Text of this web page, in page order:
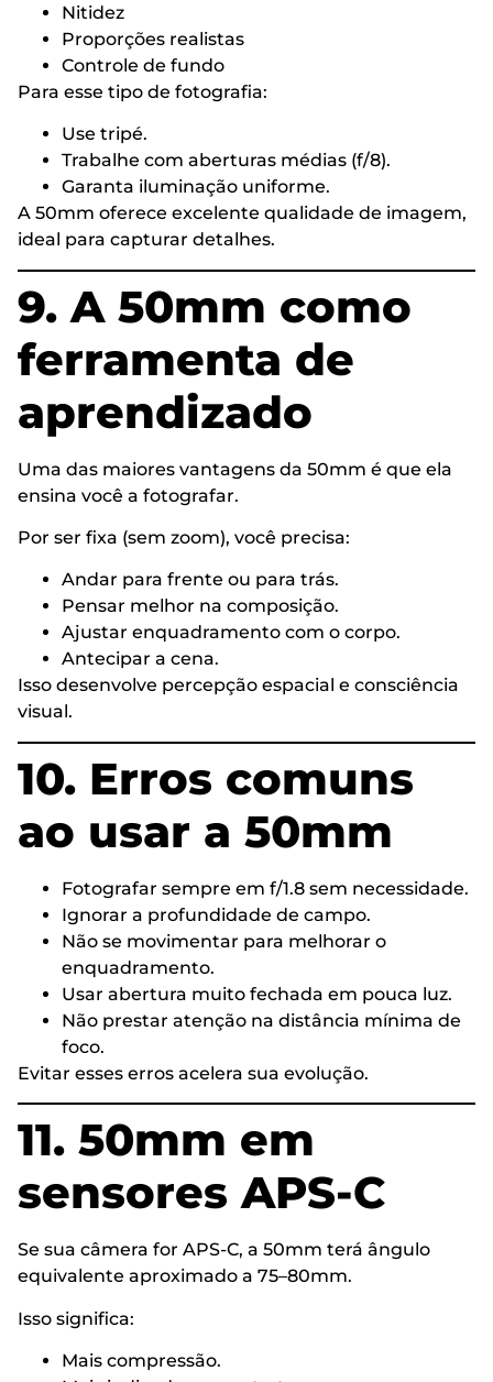
Nitidez
Proporções realistas
Controle de fundo
Para esse tipo de fotografia:
Use tripé.
Trabalhe com aberturas médias (f/8).
Garanta iluminação uniforme.
A 50mm oferece excelente qualidade de imagem,
ideal para capturar detalhes.
9. A 50mm como
ferramenta de
aprendizado
Uma das maiores vantagens da 50mm é que ela
ensina você a fotografar.
Por ser fixa (sem zoom), você precisa:
Andar para frente ou para trás.
Pensar melhor na composição.
Ajustar enquadramento com o corpo.
Antecipar a cena.
Isso desenvolve percepção espacial e consciência
visual.
10. Erros comuns
ao usar a 50mm
Fotografar sempre em f/1.8 sem necessidade.
Ignorar a profundidade de campo.
Não se movimentar para melhorar o
enquadramento.
Usar abertura muito fechada em pouca luz.
Não prestar atenção na distância mínima de
foco.
Evitar esses erros acelera sua evolução.
11. 50mm em
sensores APS-C
Se sua câmera for APS-C, a 50mm terá ângulo
equivalente aproximado a 75–80mm.
Isso significa:
Mais compressão.